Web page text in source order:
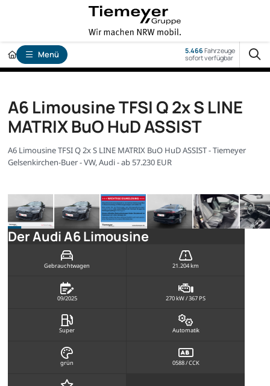
Menü 5.466Fahrzeuge
sofort verfügbar
A6 Limousine TFSI Q 2x S LINE
MATRIX BuO HuD ASSIST
A6 Limousine TFSI Q 2x S LINE MATRIX BuO HuD ASSIST - Tiemeyer
Gelsenkirchen-Buer - VW, Audi - ab 57.230 EUR
Der Audi A6 Limousine
Gebrauchtwagen 21.204 km
09/2025 270 kW / 367 PS
Super Automatik
grün 0588 / CCK